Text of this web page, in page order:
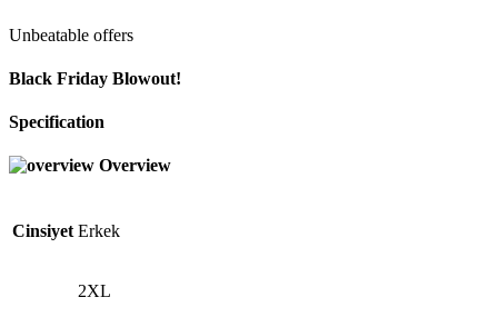
Unbeatable offers
Black Friday Blowout!
Specification
Overview
Cinsiyet Erkek
2XL